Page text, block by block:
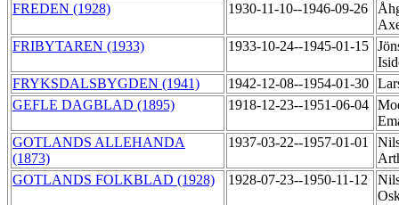
FREDEN (1928) 1930-11-10--1946-09-26
FRIBYTAREN (1933)
1933-10-24--1945-01-15
FRYKSDALSBYGDEN (1941)
1942-12-08--1954-01-30
GEFLE DAGBLAD (1895)
1918-12-23--1951-06-04
GOTLANDS ALLEHANDA
(1873)
1937-03-22--1957-01-01
GOTLANDS FOLKBLAD (1928)
1928-07-23--1950-11-12